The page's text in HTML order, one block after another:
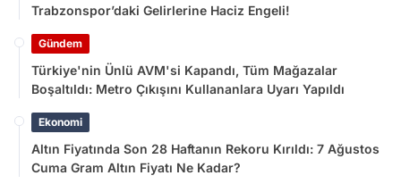
Trabzonspor’daki Gelirlerine Haciz Engeli!
Gündem
Türkiye'nin Ünlü AVM'si Kapandı, Tüm Mağazalar
Boşaltıldı: Metro Çıkışını Kullananlara Uyarı Yapıldı
Ekonomi
Altın Fiyatında Son 28 Haftanın Rekoru Kırıldı: 7 Ağustos
Cuma Gram Altın Fiyatı Ne Kadar?